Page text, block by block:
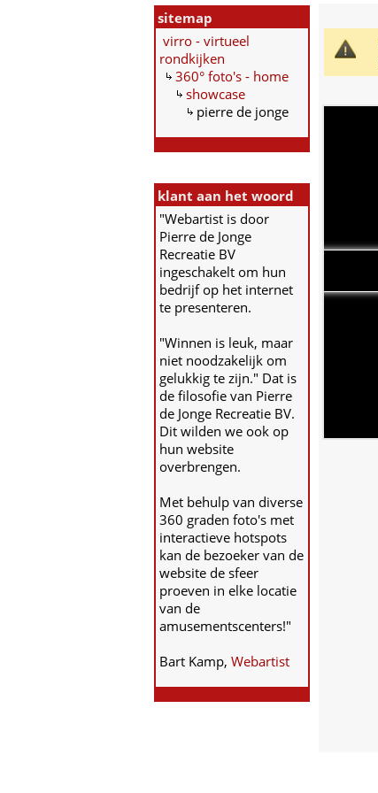
sitemap
virro - virtueel
rondkijken
360° foto's - home
showcase
pierre de jonge
klant aan het woord
"Webartist is door
Pierre de Jonge
Recreatie BV
ingeschakelt om hun
bedrijf op het internet
te presenteren.
"Winnen is leuk, maar
niet noodzakelijk om
gelukkig te zijn." Dat is
de filosofie van Pierre
de Jonge Recreatie BV.
Dit wilden we ook op
hun website
overbrengen.
Met behulp van diverse
360 graden foto's met
interactieve hotspots
kan de bezoeker van de
website de sfeer
proeven in elke locatie
van de
amusementscenters!"
Bart Kamp, Webartist